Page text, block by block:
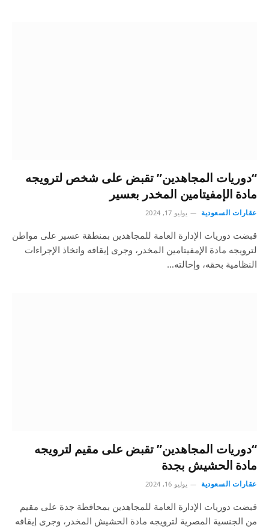
“دوريات المجاهدين” تقبض على شخص لترويجه
مادة الإمفيتامين المخدر بعسير
عقارات السعودية يوليو 17, 2024
قبضت دوريات الإدارة العامة للمجاهدين بمنطقة عسير على مواطن
لترويجه مادة الإمفيتامين المخدر، وجرى إيقافه واتخاذ الإجراءات
النظامية بحقه، وإحالته…
“دوريات المجاهدين” تقبض على مقيم لترويجه
مادة الحشيش بجدة
عقارات السعودية يوليو 16, 2024
قبضت دوريات الإدارة العامة للمجاهدين بمحافظة جدة على مقيم
من الجنسية المصرية لترويجه مادة الحشيش المخدر، وجرى إيقافه